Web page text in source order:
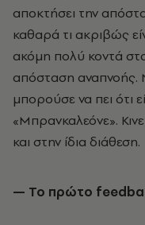
αποκτήσει την
καθαρά τι ακριβώς
ακόμη πολύ κοντά
απόσταση
μπορούσε να πει ότι
«Μπρανκαλεόνε».
και στην ίδια διάθεση.
— Το πρώτο